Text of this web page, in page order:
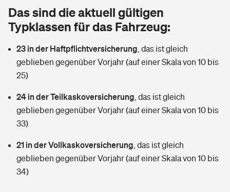
Tools
Wer versichert was: Jetzt Versicherer finden
Sie haben Fragen?
Glasversicherung
Mietkautionsversicherung
Restkreditversicherung
Zur Übersicht
Tools
Kinderunfall­ver­si­che­rung
Kinderinvalidität
Hundehalter-Haftpflicht
Handyversicherung
Dread-Disease-Versicherung
Tierkrankenversicherung
Zur Übersicht
Tools
Wer versichert was: Jetzt Versicherer finden
Sie haben Fragen?
Das sind die aktuell gültigen
Typklassen für das Fahrzeug:
23 in der Haftpflichtversicherung das ist gleich
geblieben gegenüber Vorjahr (auf einer Skala von 10 bis
25)
24 in der Teilkaskoversicherung das ist gleich
geblieben gegenüber Vorjahr (auf einer Skala von 10 bis
33)
21 in der Vollkaskoversicherung das ist gleich
geblieben gegenüber Vorjahr (auf einer Skala von 10 bis
34)